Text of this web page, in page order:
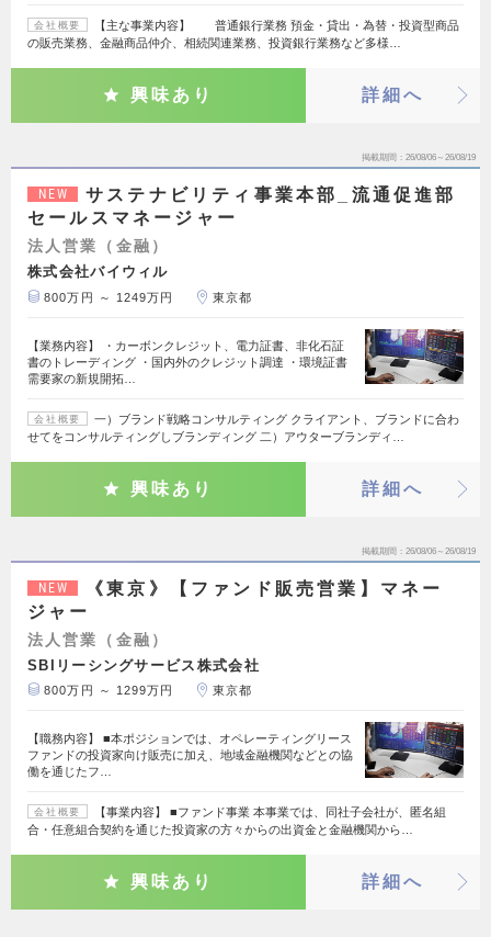
会社概要
【主な事業内容】 普通銀行業務 預金・貸出・為替・投資型商品
の販売業務、金融商品仲介、相続関連業務、投資銀行業務など多様…
興味あり 詳細へ
掲載期間 26/08/06～26/08/19
NEW
サステナビリティ事業本部_流通促進部
セールスマネージャー
法人営業（金融）
株式会社バイウィル
800万円 ～ 1249万円 東京都
【業務内容】 ・カーボンクレジット、電力証書、非化石証
書のトレーディング ・国内外のクレジット調達 ・環境証書
需要家の新規開拓…
会社概要
一）ブランド戦略コンサルティング クライアント、ブランドに合わ
せてをコンサルティングしブランディング 二）アウターブランディ…
興味あり 詳細へ
掲載期間 26/08/06～26/08/19
NEW
《東京》【ファンド販売営業】マネー
ジャー
法人営業（金融）
SBIリーシングサービス株式会社
800万円 ～ 1299万円 東京都
【職務内容】 ■本ポジションでは、オペレーティングリース
ファンドの投資家向け販売に加え、地域金融機関などとの協
働を通じたフ…
会社概要
【事業内容】 ■ファンド事業 本事業では、同社子会社が、匿名組
合・任意組合契約を通じた投資家の方々からの出資金と金融機関から…
興味あり 詳細へ